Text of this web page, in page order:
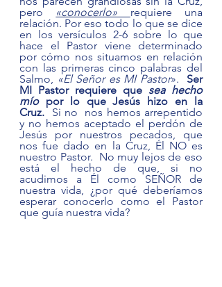
pero «conocerlo» requiere una
relación. Por eso todo lo que se dice
en los versículos 2-6 sobre lo que
hace el Pastor viene determinado
por cómo nos situamos en relación
con las primeras cinco palabras del
Salmo, «El Señor es MI Pastor». Ser
MI Pastor requiere que sea hecho
mío por lo que Jesús hizo en la
Cruz. Si no  nos hemos arrepentido
y no hemos aceptado el perdón de
Jesús por nuestros pecados, que
nos fue dado en la Cruz, Él NO es
nuestro Pastor.  No muy lejos de eso
está el hecho de que, si no
acudimos a Él como SEÑOR de
nuestra vida, ¿por qué deberíamos
esperar conocerlo como el Pastor
que guía nuestra vida?